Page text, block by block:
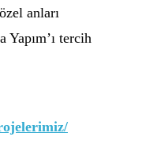
anları
tercih